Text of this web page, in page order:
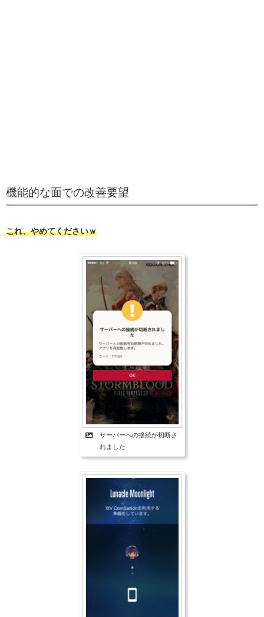
機能的な面での改善要望
これ、やめてくださいｗ
サーバーへの接続が切断さ
れました